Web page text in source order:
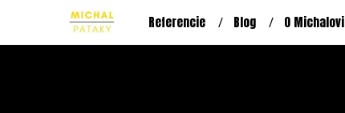
Referencie Blog O Michalovi